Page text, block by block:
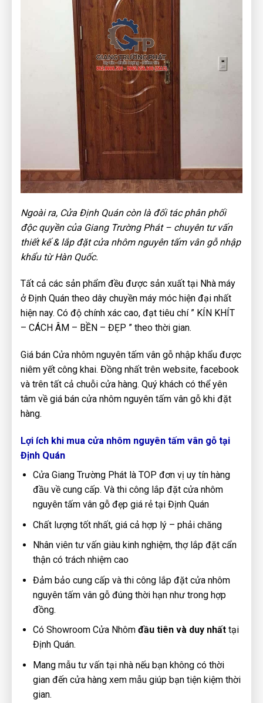
Ngoài ra, Cửa Định Quán còn là đối tác phân phối
độc quyền của Giang Trường Phát – chuyên tư vấn
thiết kế & lắp đặt cửa nhôm nguyên tấm vân gỗ nhập
khẩu từ Hàn Quốc.
Tất cả các sản phẩm đều được sản xuất tại Nhà máy
ở Định Quán theo dây chuyền máy móc hiện đại nhất
hiện nay. Có độ chính xác cao, đạt tiêu chí ” KÍN KHÍT
– CÁCH ÂM – BỀN – ĐẸP ” theo thời gian.
Giá bán Cửa nhôm nguyên tấm vân gỗ nhập khẩu được
niêm yết công khai. Đồng nhất trên website, facebook
và trên tất cả chuỗi cửa hàng. Quý khách có thể yên
tâm về giá bán cửa nhôm nguyên tấm vân gỗ khi đặt
hàng.
Lợi ích khi mua cửa nhôm nguyên tấm vân gỗ tại
Định Quán
Cửa Giang Trường Phát là TOP đơn vị uy tín hàng
đầu về cung cấp. Và thi công lắp đặt cửa nhôm
nguyên tấm vân gỗ đẹp giá rẻ tại Định Quán
Chất lượng tốt nhất, giá cả hợp lý – phải chăng
Nhân viên tư vấn giàu kinh nghiệm, thợ lắp đặt cẩn
thận có trách nhiệm cao
Đảm bảo cung cấp và thi công lắp đặt cửa nhôm
nguyên tấm vân gỗ đúng thời hạn như trong hợp
đồng.
Có Showroom Cửa Nhôm đầu tiên và duy nhấttại
Định Quán.
Mang mẫu tư vấn tại nhà nếu bạn không có thời
gian đến cửa hàng xem mẫu giúp bạn tiện kiệm thời
gian.